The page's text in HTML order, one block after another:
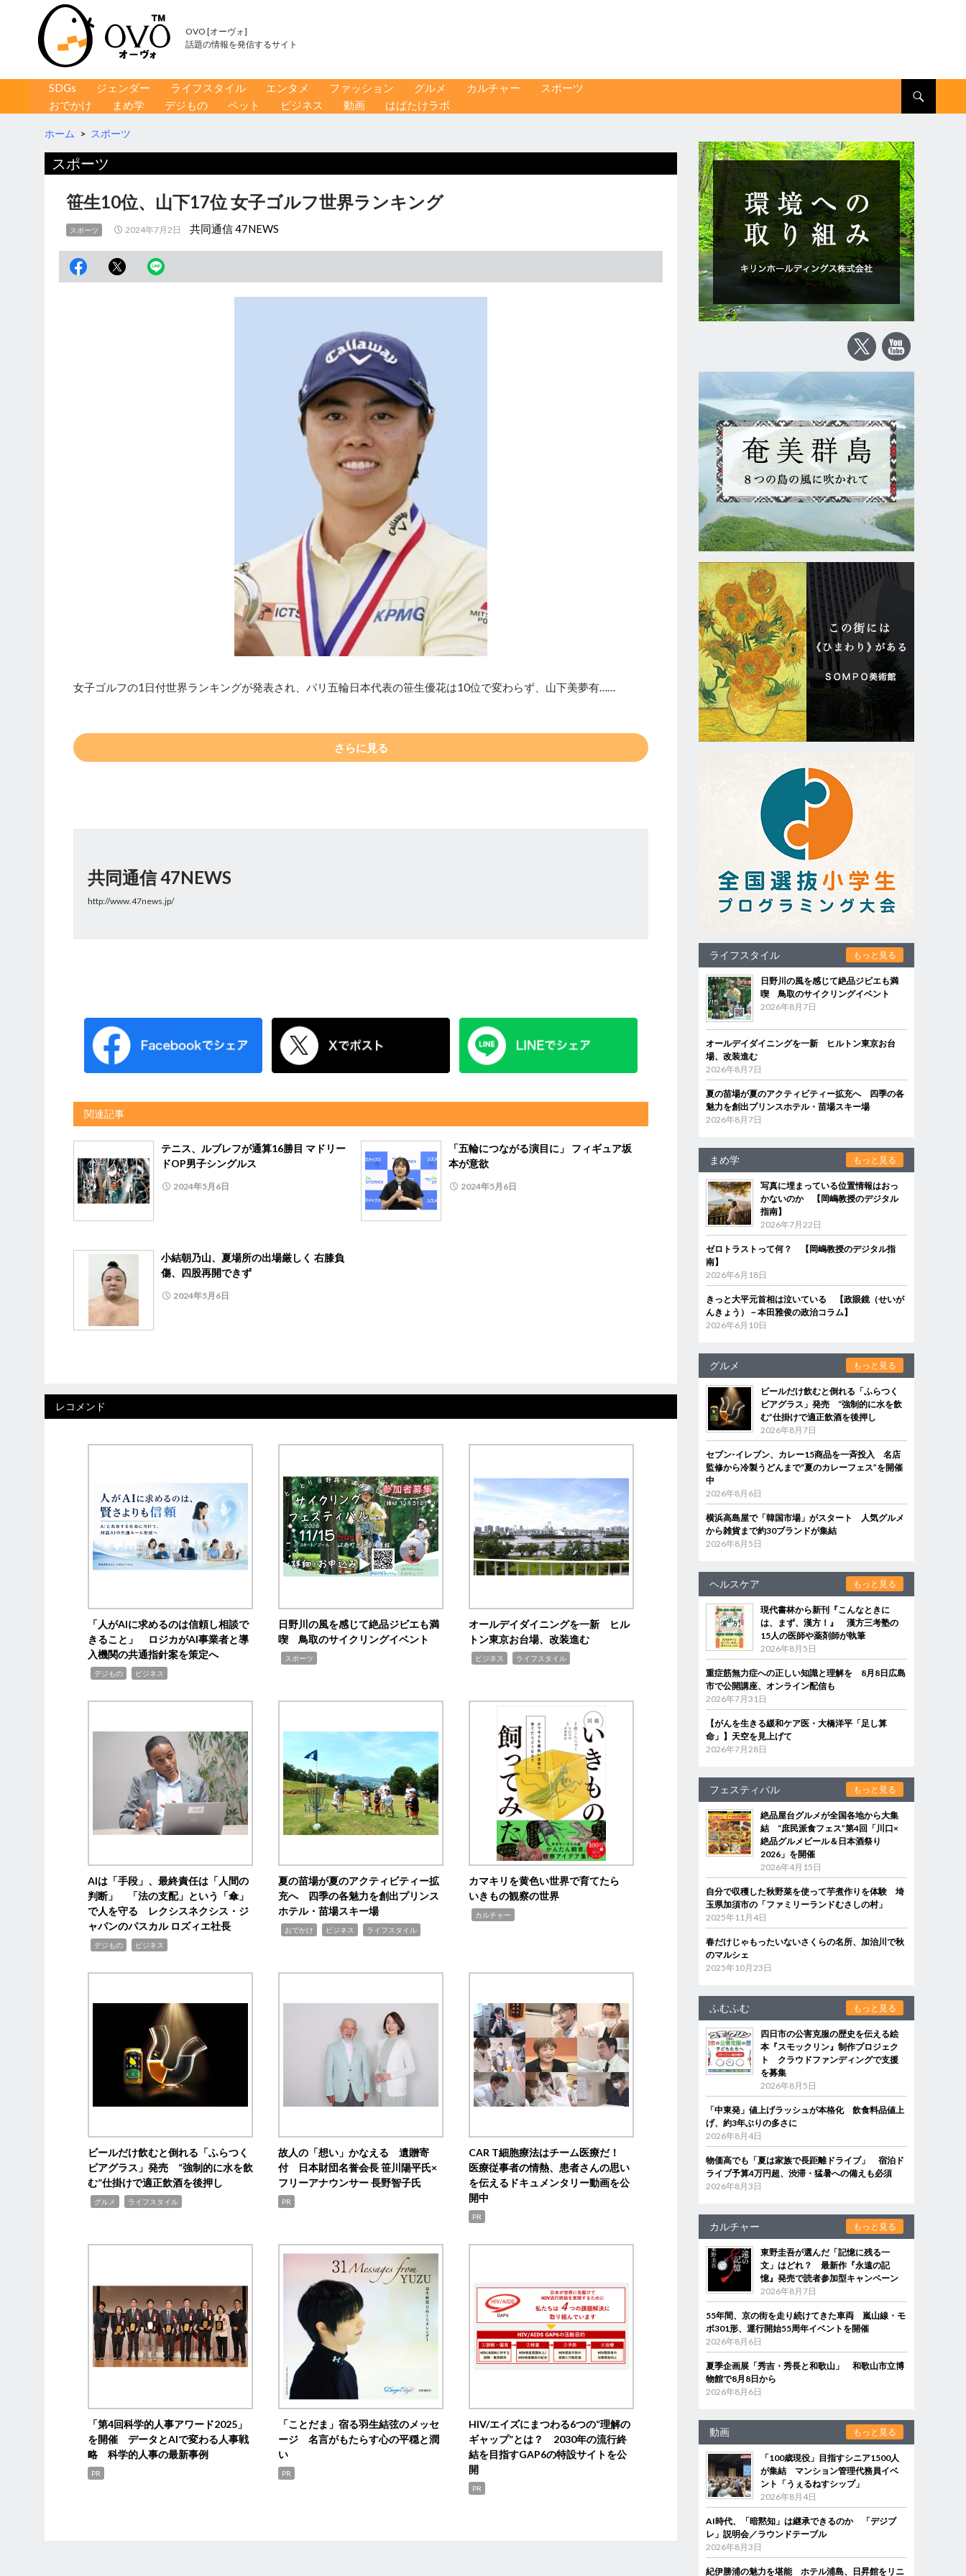
OVO [オーヴォ]
話題の情報を発信するサイト
コンテンツへ移動
SDGs ジェンダー ライフスタイル エンタメ ファッション グルメ カルチャー
スポーツ
おでかけ
まめ学 デジもの ペット ビジネス 動画 はばたけラボ
ホーム > スポーツ
スポーツ
笹生10位、山下17位 女子ゴルフ世界ランキング
スポーツ 2024年7月2日 共同通信 47NEWS
女子ゴルフの1日付世界ランキングが発表され、パリ五輪日本代表の笹生優花は10位で変わらず、山下美夢有……
さらに見る
共同通信 47NEWS
http://www.47news.jp/
関連記事
テニス、ルブレフが通算16勝目 マドリー
ドOP男子シングルス
2024年5月6日
「五輪につながる演目に」 フィギュア坂
本が意欲
2024年5月6日
小結朝乃山、夏場所の出場厳しく 右膝負
傷、四股再開できず
2024年5月6日
レコメンド
「人がAIに求めるのは信頼し相談で
きること」 ロジカがAI事業者と導
入機関の共通指針案を策定へ
デジもの ビジネス
日野川の風を感じて絶品ジビエも満
喫 鳥取のサイクリングイベント
スポーツ
オールデイダイニングを一新 ヒル
トン東京お台場、改装進む
ビジネス ライフスタイル
AIは「手段」、最終責任は「人間の
判断」 「法の支配」という「傘」
で人を守る レクシスネクシス・ジ
ャパンのパスカル ロズィエ社長
デジもの ビジネス
夏の苗場が夏のアクティビティー拡
充へ 四季の各魅力を創出プリンス
ホテル・苗場スキー場
おでかけ ビジネス ライフスタイル
カマキリを黄色い世界で育てたら
いきもの観察の世界
カルチャー
ビールだけ飲むと倒れる「ふらつく
ビアグラス」発売 “強制的に水を飲
む”仕掛けで適正飲酒を後押し
グルメ ライフスタイル
故人の「想い」かなえる 遺贈寄
付 日本財団名誉会長 笹川陽平氏×
フリーアナウンサー 長野智子氏
PR
CAR T細胞療法はチーム医療だ！
医療従事者の情熱、患者さんの思い
を伝えるドキュメンタリー動画を公
開中
PR
「第4回科学的人事アワード2025」
を開催 データとAIで変わる人事戦
略 科学的人事の最新事例
PR
「ことだま」宿る羽生結弦のメッセ
ージ 名言がもたらす心の平穏と潤
い
PR
HIV/エイズにまつわる6つの“理解の
ギャップ”とは？ 2030年の流行終
結を目指すGAP6の特設サイトを公
開
PR
ライフスタイル もっと見る
日野川の風を感じて絶品ジビエも満
喫 鳥取のサイクリングイベント
2026年8月7日
オールデイダイニングを一新 ヒルトン東京お台
場、改装進む
2026年8月7日
夏の苗場が夏のアクティビティー拡充へ 四季の各
魅力を創出プリンスホテル・苗場スキー場
2026年8月7日
まめ学 もっと見る
写真に埋まっている位置情報はおっ
かないのか 【岡嶋教授のデジタル
指南】
2026年7月22日
ゼロトラストって何？ 【岡嶋教授のデジタル指
南】
2026年6月18日
きっと大平元首相は泣いている 【政眼鏡（せいが
んきょう）－本田雅俊の政治コラム】
2026年6月10日
グルメ もっと見る
ビールだけ飲むと倒れる「ふらつく
ビアグラス」発売 “強制的に水を飲
む”仕掛けで適正飲酒を後押し
2026年8月7日
セブン‐イレブン、カレー15商品を一斉投入 名店
監修から冷製うどんまで“夏のカレーフェス”を開催
中
2026年8月6日
横浜高島屋で「韓国市場」がスタート 人気グルメ
から雑貨まで約30ブランドが集結
2026年8月5日
ヘルスケア もっと見る
現代書林から新刊『こんなときに
は、まず、漢方！』 漢方三考塾の
15人の医師や薬剤師が執筆
2026年8月5日
重症筋無力症への正しい知識と理解を 8月8日広島
市で公開講座、オンライン配信も
2026年7月31日
【がんを生きる緩和ケア医・大橋洋平「足し算
命」】天空を見上げて
2026年7月28日
フェスティバル もっと見る
絶品屋台グルメが全国各地から大集
結 “庶民派食フェス”第4回「川口×
絶品グルメビール＆日本酒祭り
2026」を開催
2026年4月15日
自分で収穫した秋野菜を使って芋煮作りを体験 埼
玉県加須市の「ファミリーランドむさしの村」
2025年11月4日
春だけじゃもったいないさくらの名所、加治川で秋
のマルシェ
2025年10月23日
ふむふむ もっと見る
四日市の公害克服の歴史を伝える絵
本『スモックリン』制作プロジェク
ト クラウドファンディングで支援
を募集
2026年8月5日
「中東発」値上げラッシュが本格化 飲食料品値上
げ、約3年ぶりの多さに
2026年8月4日
物価高でも「夏は家族で長距離ドライブ」 宿泊ド
ライブ予算4万円超、渋滞・猛暑への備えも必須
2026年8月3日
カルチャー もっと見る
東野圭吾が選んだ「記憶に残る一
文」はどれ？ 最新作『永遠の記
憶』発売で読者参加型キャンペーン
2026年8月7日
55年間、京の街を走り続けてきた車両 嵐山線・モ
ボ301形、運行開始55周年イベントを開催
2026年8月6日
夏季企画展「秀吉・秀長と和歌山」 和歌山市立博
物館で8月8日から
2026年8月6日
動画 もっと見る
「100歳現役」目指すシニア1500人
が集結 マンション管理代務員イベ
ント「うぇるねすシップ」
2026年8月4日
AI時代、「暗黙知」は継承できるのか 「デジブ
レ」説明会／ラウンドテーブル
2026年8月3日
紀伊勝浦の魅力を堪能 ホテル浦島、日昇館をリニ